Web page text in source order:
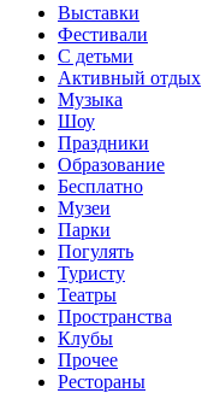
Выставки
Фестивали
С детьми
Активный отдых
Музыка
Шоу
Праздники
Образование
Бесплатно
Музеи
Парки
Погулять
Туристу
Театры
Пространства
Клубы
Прочее
Рестораны